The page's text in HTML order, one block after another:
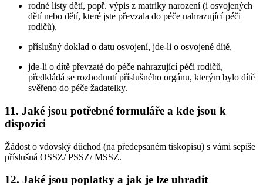
rodné listy dětí, popř. výpis z matriky narození (i osvojených
dětí nebo dětí, které jste převzala do péče nahrazující péči
rodičů),
příslušný doklad o datu osvojení, jde-li o osvojené dítě,
jde-li o dítě převzaté do péče nahrazující péči rodičů,
předkládá se rozhodnutí příslušného orgánu, kterým bylo dítě
svěřeno do péče žadatelky.
11. Jaké jsou potřebné formuláře a kde jsou k
dispozici
Žádost o vdovský důchod (na předepsaném tiskopisu) s vámi sepíše
příslušná OSSZ/ PSSZ/ MSSZ.
12. Jaké jsou poplatky a jak je lze uhradit